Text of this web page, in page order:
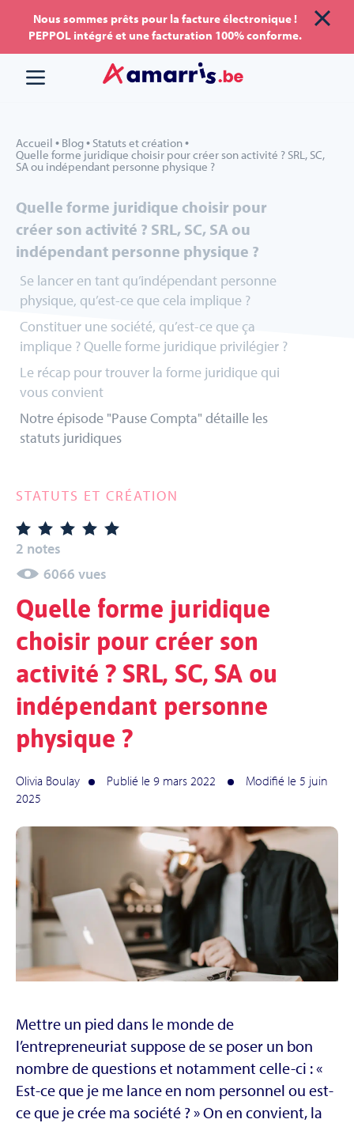
Aller
au
Aller au
contenu
Nous sommes prêts pour la facture électronique !
PEPPOL intégré et une facturation 100% conforme.
Accueil • Blog• Statuts et création•
Quelle forme juridique choisir pour créer son activité ? SRL, SC,
SA ou indépendant personne physique ?
Quelle forme juridique choisir pour
créer son activité ? SRL, SC, SA ou
indépendant personne physique ?
Se lancer en tant qu’indépendant personne
physique, qu’est-ce que cela implique ?
Constituer une société, qu’est-ce que ça
implique ? Quelle forme juridique privilégier ?
Le récap pour trouver la forme juridique qui
vous convient
Notre épisode "Pause Compta" détaille les
statuts juridiques
STATUTS ET CRÉATION
2 notes
6066 vues
Quelle forme juridique
choisir pour créer son
activité ? SRL, SC, SA ou
indépendant personne
physique ?
Olivia Boulay Publié le 9 mars 2022
Modifié le 5 juin
2025
Mettre un pied dans le monde de
l’entrepreneuriat suppose de se poser un bon
nombre de questions et notamment celle-ci : «
Est-ce que je me lance en nom personnel ou est-
ce que je crée ma société ? » On en convient, la